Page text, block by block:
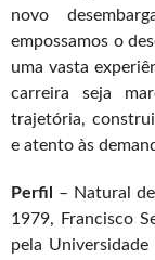
novo
empossamos o
uma vasta
carreira seja
trajetória,
e atento às
Perfil – Natural
1979, Francisco
pela Universidade